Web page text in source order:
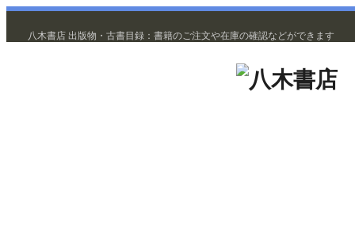
八木書店 出版物・古書目録：書籍のご注文や在庫の確認などができます